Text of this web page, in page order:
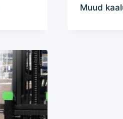
Muud